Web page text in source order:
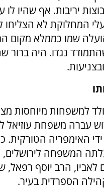
יריבות. אף שהיו
המחלוקת לא הצליחו
שמו כממלא מקום
נגדו. היה ברור
למשפחות מיוחסות
עברה משפחת עוזיאל
האימפריה הטורקית.
המשפחה לירושלים,
לאביו, הרב יוסף רפאל,
הספרדית בעיר.